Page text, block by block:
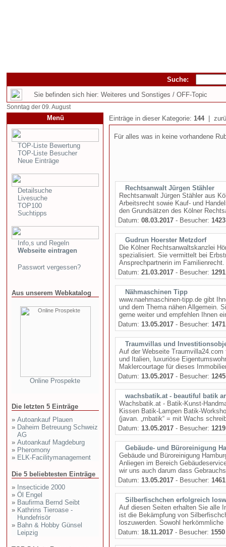
Suche:
Sie befinden sich hier: Weiteres und Sonstiges / OFF-Topic
Sonntag der 09. August
Menü
TOP-Liste Bewertung
TOP-Liste Besucher
Neue Einträge
Detailsuche
Livesuche
TOP100
Suchtipps
Info,s und Regeln
Webseite eintragen
Passwort vergessen?
Aus unserem Webkatalog
Online Prospekte
Die letzten 5 Einträge
» Autoankauf Plauen
» Daheim Betreuung Schweiz
AG
» Autoankauf Magdeburg
» Pheromony
» ELK-Facilitymanagement
Die 5 beliebtesten Einträge
» Insecticide 2000
» Öl Engel
» Baufirma Bernd Seibt
» Kathrins Tieroase -
Hundefrisör
» Bahn & Hobby Günsel
Leipzig
Einträge in dieser Kategorie: 144|
Für alles was in keine vorhandene
Rechtsanwalt Jürgen Stähler
Rechtsanwalt Jürgen Stähler aus
Arbeitsrecht sowie Kauf- und
den Grundsätzen des Kölner
Datum: 08.03.2017 - Besucher: 1423
Gudrun Hoerster Metzdorf
Die Kölner Rechtsanwaltskanzlei
spezialisiert. Sie vermittelt bei
Ansprechpartnerin im
Datum: 21.03.2017 - Besucher: 1291
Nähmaschinen Tipp
www.naehmaschinen-tipp.de gibt
und dem Thema nähen Allgemein.
gerne weiter und empfehlen Ihnen
Datum: 13.05.2017 - Besucher: 1471
Traumvillas und
Auf der Webseite
und Italien, luxuriöse
Maklercourtage für dieses
Datum: 13.05.2017 - Besucher: 1245
wachsbatik.at - beautiful batik
Wachsbatik.at - Batik-Kunst-
Kissen Batik-Lampen Batik-
(javan. „mbatik“ = mit Wachs
Datum: 13.05.2017 - Besucher: 1219
Gebäude- und Büroreinigung
Gebäude und Büroreinigung
Anliegen im Bereich
wir uns auch darum dass
Datum: 13.05.2017 - Besucher: 1461
Silberfischchen erfolgreich
Auf diesen Seiten erhalten Sie alle
ist die Bekämpfung von
loszuwerden. Sowohl
Datum: 18.11.2017 - Besucher: 1550